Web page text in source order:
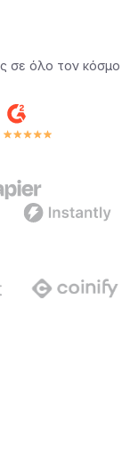
σε όλο τον κόσμο